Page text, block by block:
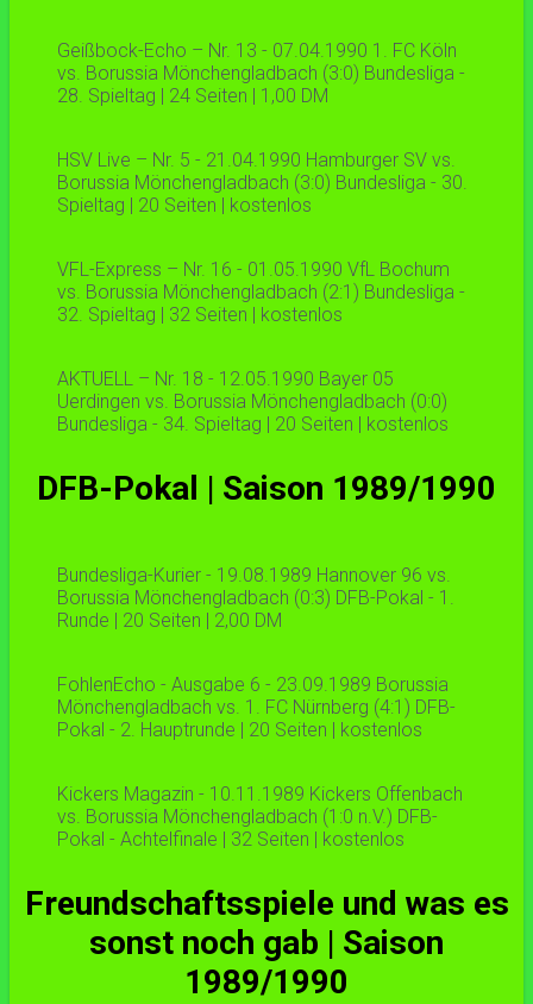
Geißbock-Echo – Nr. 13 - 07.04.1990 1. FC Köln
vs. Borussia Mönchengladbach (3:0) Bundesliga -
28. Spieltag | 24 Seiten | 1,00 DM
HSV Live – Nr. 5 - 21.04.1990 Hamburger SV vs.
Borussia Mönchengladbach (3:0) Bundesliga - 30.
Spieltag | 20 Seiten | kostenlos
VFL-Express – Nr. 16 - 01.05.1990 VfL Bochum
vs. Borussia Mönchengladbach (2:1) Bundesliga -
32. Spieltag | 32 Seiten | kostenlos
AKTUELL – Nr. 18 - 12.05.1990 Bayer 05
Uerdingen vs. Borussia Mönchengladbach (0:0)
Bundesliga - 34. Spieltag | 20 Seiten | kostenlos
DFB-Pokal | Saison 1989/1990
Bundesliga-Kurier - 19.08.1989 Hannover 96 vs.
Borussia Mönchengladbach (0:3) DFB-Pokal - 1.
Runde | 20 Seiten | 2,00 DM
FohlenEcho - Ausgabe 6 - 23.09.1989 Borussia
Mönchengladbach vs. 1. FC Nürnberg (4:1) DFB-
Pokal - 2. Hauptrunde | 20 Seiten | kostenlos
Kickers Magazin - 10.11.1989 Kickers Offenbach
vs. Borussia Mönchengladbach (1:0 n.V.) DFB-
Pokal - Achtelfinale | 32 Seiten | kostenlos
Freundschaftsspiele und was es
sonst noch gab | Saison
1989/1990